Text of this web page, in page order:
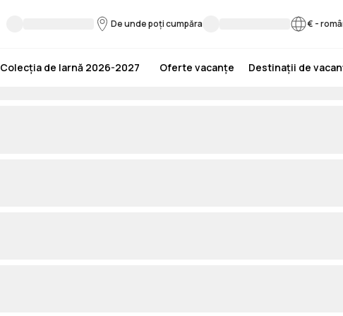
De unde poți cumpăra € -
Colecția de Iarnă 2026-2027 Oferte vacanțe Destinații de